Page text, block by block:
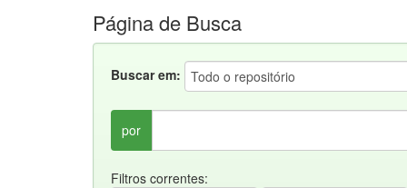
Página de Busca
Buscar em:
por
Filtros correntes: